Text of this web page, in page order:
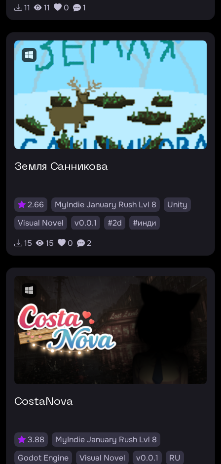
#хоррор
#unity
11 11 0 1
Земля Санникова
2.66 MyIndie January Rush Lvl 8
Unity
Visual Novel
v0.0.1 #2d
#инди
#мини-игры
#новелла
15 15 0 2
CostaNova
3.88
MyIndie January Rush Lvl 8
Godot Engine
Visual Novel v0.0.1
RU